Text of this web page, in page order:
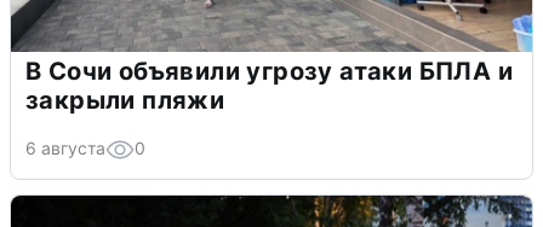
В Сочи объявили угрозу атаки БПЛА и
закрыли пляжи
6 августа 0